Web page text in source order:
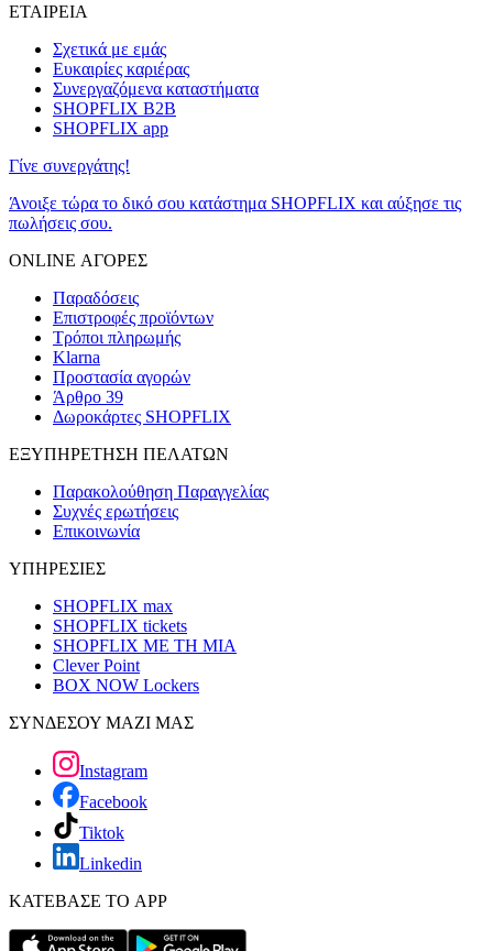
ΕΤΑΙΡΕΙΑ
Σχετικά με εμάς
Ευκαιρίες καριέρας
Συνεργαζόμενα καταστήματα
SHOPFLIX B2B
SHOPFLIX app
Γίνε συνεργάτης!
Άνοιξε τώρα το δικό σου κατάστημα SHOPFLIX και αύξησε τις
πωλήσεις σου.
ONLINE ΑΓΟΡΕΣ
Παραδόσεις
Επιστροφές προϊόντων
Τρόποι πληρωμής
Klarna
Προστασία αγορών
Άρθρο 39
Δωροκάρτες SHOPFLIX
ΕΞΥΠΗΡΕΤΗΣΗ ΠΕΛΑΤΩΝ
Παρακολούθηση Παραγγελίας
Συχνές ερωτήσεις
Επικοινωνία
ΥΠΗΡΕΣΙΕΣ
SHOPFLIX max
SHOPFLIX tickets
SHOPFLIX ΜΕ ΤΗ ΜΙΑ
Clever Point
BOX NOW Lockers
ΣΥΝΔΕΣΟΥ ΜΑΖΙ ΜΑΣ
Instagram
Facebook
Tiktok
Linkedin
ΚΑΤΕΒΑΣΕ ΤΟ APP